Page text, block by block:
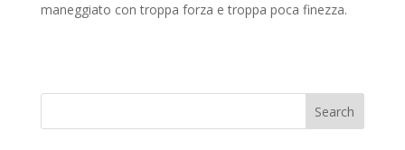
maneggiato con troppa forza e troppa poca finezza.